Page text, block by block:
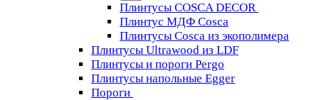
Плинтусы COSCA DECOR
Плинтус МДФ Cosca
Плинтусы Cosca из экополимера
Плинтусы Ultrawood из LDF
Плинтусы и пороги Pergo
Плинтусы напольные Egger
Пороги